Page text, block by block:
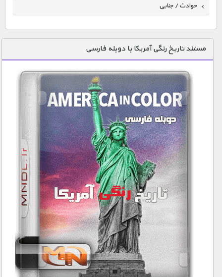
حوادث / جنایی
دنیای خوراکی ها
زمین شناسی / محیط زیست
سازه/ معماری/ مهندسی
سرگرمی
شناخت کودکان
طبیعت
علم و فناوری
فرهنگ / هنر
کیهان / نجوم
ماورایی
مسابقات / ورزشی
مستند های اختصاصی
مستند تاریخ رنگی آمریکا با دوبله فارسی